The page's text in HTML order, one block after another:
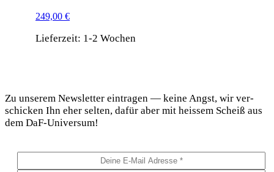
249,00 €
Lieferzeit: 1-2 Wochen
Zu unse­rem News­let­ter ein­tra­gen — kei­ne Angst, wir ver­
schi­cken Ihn eher sel­ten, dafür aber mit heis­sem Scheiß aus
dem DaF-Universum!